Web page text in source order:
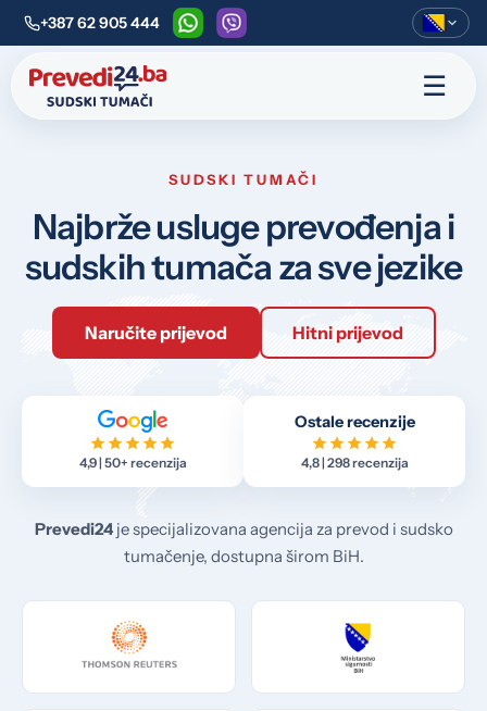
+387 62 905 444
WhatsApp
Viber
☰
SUDSKI TUMAČI
Najbrže usluge prevođenja i
sudskih tumača za sve jezike
Naručite prijevod Hitni prijevod
4,9 | 50+ recenzija
Ostale recenzije
4,8 | 298 recenzija
Prevedi24je specijalizovana agencija za prevod i sudsko
tumačenje, dostupna širom BiH.